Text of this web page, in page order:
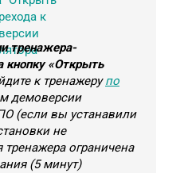
тренажера-
кнопку «Открыть
к тренажерупо
демоверсии
(если вы устанавили
не
тренажера ограничена
(5 минут)